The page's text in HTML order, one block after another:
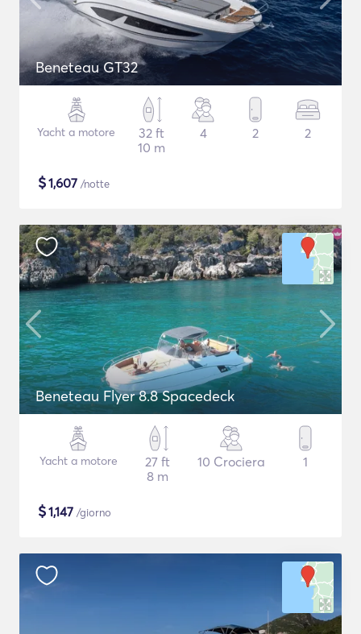
Beneteau GT32
Yacht a motore
32 ft
10 m
4 2 2
$1,607 /notte
Beneteau Flyer 8.8 Spacedeck
Yacht a motore
27 ft
8 m
10 Crociera 1
$1,147 /giorno